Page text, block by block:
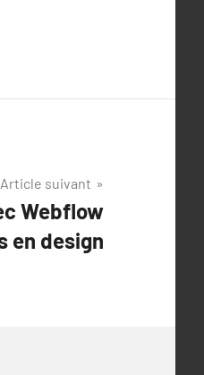
Article suivant
Webflow
en design